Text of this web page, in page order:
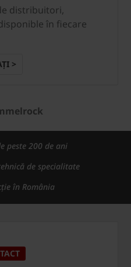
distribuitori,
în fiecare
>
peste 200 de ani
de specialitate
în România